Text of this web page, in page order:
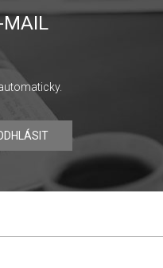
MAIL